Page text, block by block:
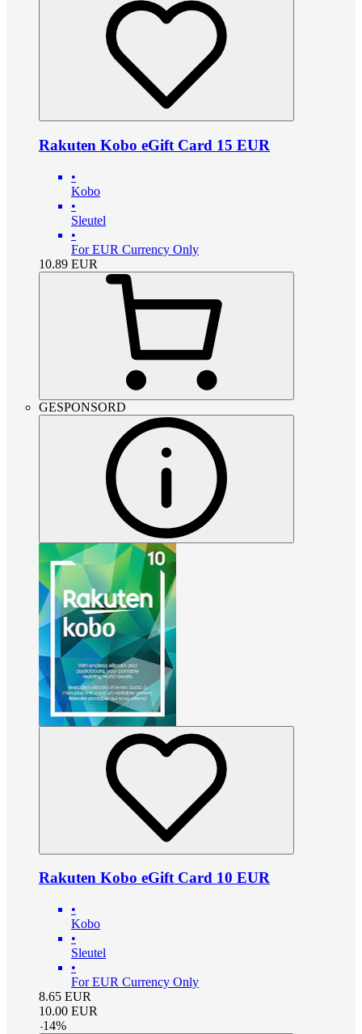
Rakuten Kobo eGift Card 15 EUR
•
Kobo
•
Sleutel
•
For EUR Currency Only
10.89 EUR
GESPONSORD
Rakuten Kobo eGift Card 10 EUR
•
Kobo
•
Sleutel
•
For EUR Currency Only
8.65 EUR
10.00 EUR
-14%